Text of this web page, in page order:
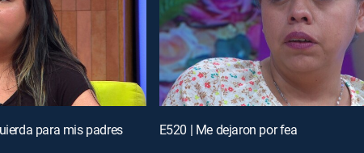
para mis padres E520 | Me dejaron por fea